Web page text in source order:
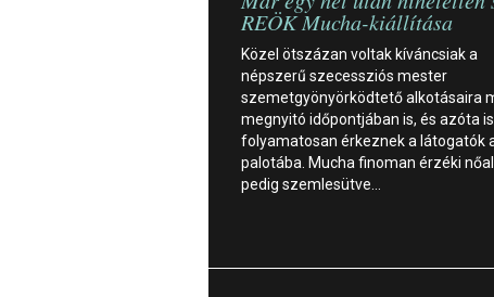
REÖK Mucha-kiállítása
Közel ötszázan voltak kíváncsiak a
népszerű szecessziós mester
szemetgyönyörködtető alkotásaira
megnyitó időpontjában is, és azóta is
folyamatosan érkeznek a látogatók
palotába. Mucha finoman érzéki
pedig szemlesütve…